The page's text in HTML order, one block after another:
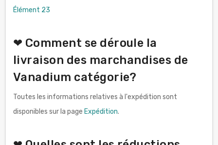
Élément 23
❤ Comment se déroule la
livraison des marchandises de
Vanadium catégorie?
Toutes les informations relatives à l'expédition sont
disponibles sur la page Expédition.